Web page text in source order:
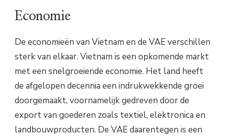
Economie
De economieën van Vietnam en de VAE verschillen
sterk van elkaar. Vietnam is een opkomende markt
met een snelgroeiende economie. Het land heeft
de afgelopen decennia een indrukwekkende groei
doorgemaakt, voornamelijk gedreven door de
export van goederen zoals textiel, elektronica en
landbouwproducten. De VAE daarentegen is een